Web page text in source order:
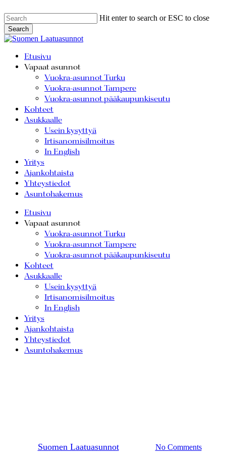
Skip
to
main
Hit enter to search or ESC to close
Search
Close
Menu
Etusivu
Vapaat asunnot
Vuokra-asunnot Turku
Vuokra-asunnot Tampere
Vuokra-asunnot pääkaupunkiseutu
Kohteet
Asukkaalle
Usein kysyttyä
Irtisanomisilmoitus
In English
Yritys
Ajankohtaista
Yhteystiedot
Asuntohakemus
Etusivu
Vapaat asunnot
Vuokra-asunnot Turku
Vuokra-asunnot Tampere
Vuokra-asunnot pääkaupunkiseutu
Kohteet
Asukkaalle
Usein kysyttyä
Irtisanomisilmoitus
In English
Yritys
Ajankohtaista
Yhteystiedot
Asuntohakemus
Suomen Laatuasunnot16.12.2024 No Comments